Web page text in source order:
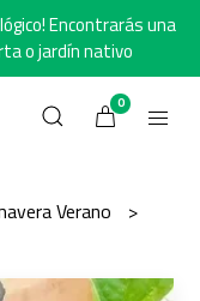
Encontrarás una
o jardín nativo
0
Verano